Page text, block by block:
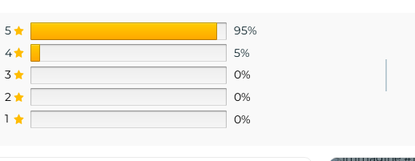
5
95%
4
5%
3
0%
2
0%
1
0%